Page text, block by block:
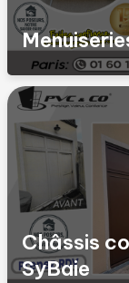
Châssis
SyBaie